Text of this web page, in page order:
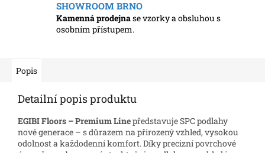
SHOWROOM BRNO
Kamenná prodejnase vzorky a obsluhou s
osobním přístupem.
Popis
Detailní popis produktu
EGIBI Floors – Premium Linepředstavuje SPC podlahy
nové generace – s důrazem na přirozený vzhled, vysokou
odolnost a každodenní komfort. Díky precizní povrchové